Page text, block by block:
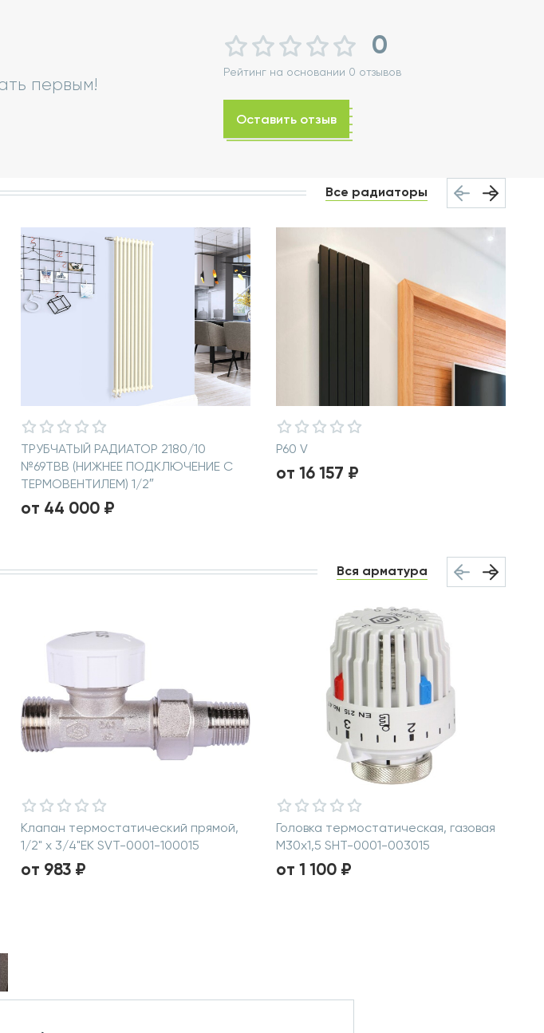
первым!
0
Рейтинг на основании 0 отзывов
Оставить отзыв
Все радиаторы
ТРУБЧАТЫЙ РАДИАТОР 2180/10
№69TBB (НИЖНЕЕ ПОДКЛЮЧЕНИЕ С
ТЕРМОВЕНТИЛЕМ) 1/2″
от 44 000 ₽
P60 V
от 16 157 ₽
Вся арматура
Клапан термостатический прямой,
1/2" х 3/4"ЕК SVT-0001-100015
от 983 ₽
Головка термостатическая, газовая
M30x1,5 SHT-0001-003015
от 1 100 ₽